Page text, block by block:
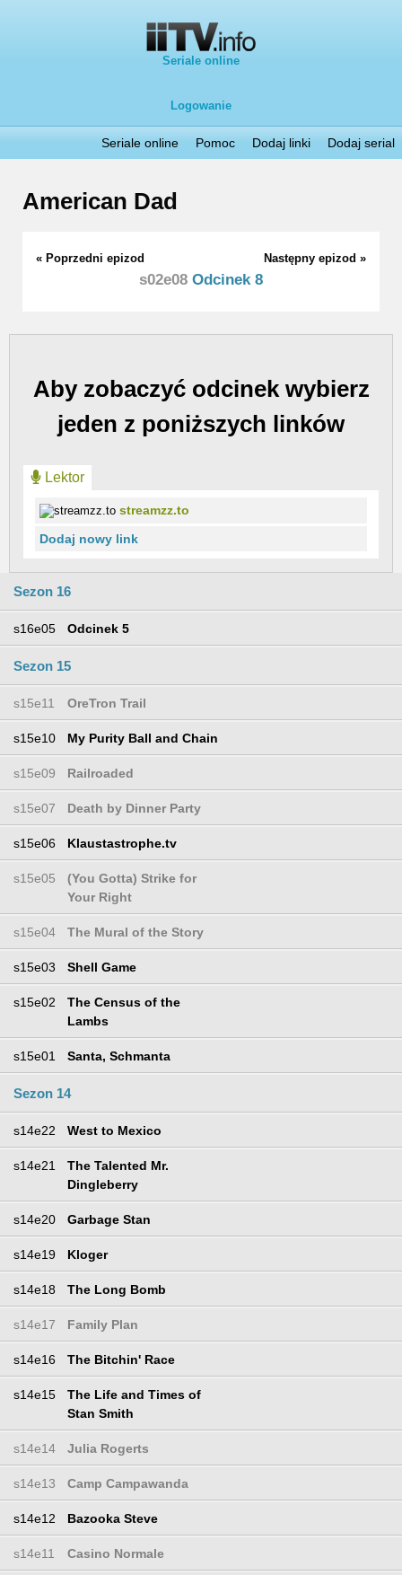
Seriale online
Logowanie
Seriale online Pomoc Dodaj linki Dodaj serial
American Dad
« Poprzedni epizod Następny epizod »
s02e08 Odcinek 8
Aby zobaczyć odcinek wybierz
jeden z poniższych linków
Lektor
streamzz.to
Dodaj nowy link
Sezon 16
s16e05 Odcinek 5
Sezon 15
s15e11 OreTron Trail
s15e10 My Purity Ball and Chain
s15e09 Railroaded
s15e07 Death by Dinner Party
s15e06 Klaustastrophe.tv
s15e05
(You Gotta) Strike for
Your Right
s15e04 The Mural of the Story
s15e03 Shell Game
s15e02
The Census of the
Lambs
s15e01 Santa, Schmanta
Sezon 14
s14e22 West to Mexico
s14e21
The Talented Mr.
Dingleberry
s14e20 Garbage Stan
s14e19 Kloger
s14e18 The Long Bomb
s14e17 Family Plan
s14e16 The Bitchin' Race
s14e15
The Life and Times of
Stan Smith
s14e14 Julia Rogerts
s14e13 Camp Campawanda
s14e12 Bazooka Steve
s14e11 Casino Normale